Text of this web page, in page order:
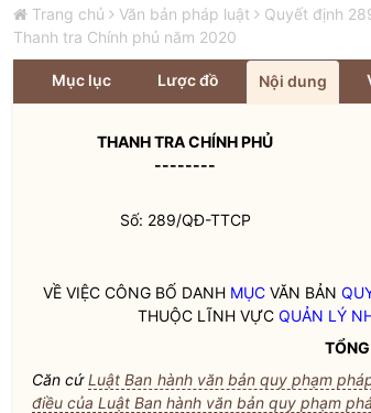
Trang chủ Văn bản pháp luật
Quyết định
Thanh tra Chính phủ năm 2020
Mục lục Lược đồ Nội dung
THANH TRA CHÍNH PHỦ
--------
Số: 289/QĐ-TTCP
VỀ VIỆC CÔNG BỐ DANH MỤCVĂN BẢN
THUỘC LĨNH VỰC QUẢN LÝ
Căn cứLuật Ban hành văn bản quy phạm
điều của Luật Ban hành văn bản quy phạm